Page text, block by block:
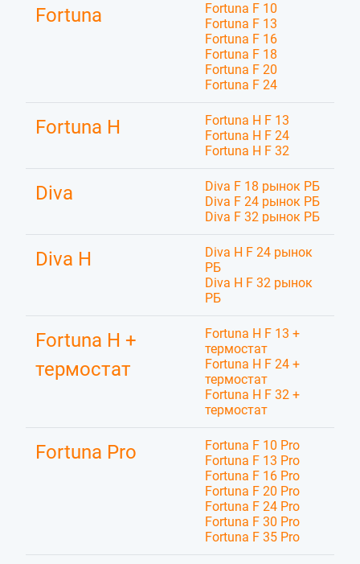
Fortuna
Fortuna F 10
Fortuna F 13
Fortuna F 16
Fortuna F 18
Fortuna F 20
Fortuna F 24
Fortuna H
Fortuna H F 13
Fortuna H F 24
Fortuna H F 32
Diva
Diva F 18 рынок РБ
Diva F 24 рынок РБ
Diva F 32 рынок РБ
Diva H
Diva H F 24 рынок
РБ
Diva H F 32 рынок
РБ
Fortuna H +
термостат
Fortuna H F 13 +
термостат
Fortuna H F 24 +
термостат
Fortuna H F 32 +
термостат
Fortuna Pro
Fortuna F 10 Pro
Fortuna F 13 Pro
Fortuna F 16 Pro
Fortuna F 20 Pro
Fortuna F 24 Pro
Fortuna F 30 Pro
Fortuna F 35 Pro